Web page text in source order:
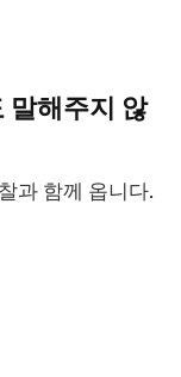
말해주지 않
과 함께 옵니다.